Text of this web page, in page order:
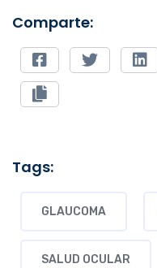
Comparte:
Tags:
GLAUCOMA
SALUD OCULAR